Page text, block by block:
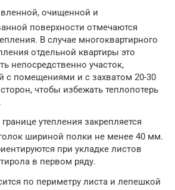
очищенной и
поверхности отмечаются
В случае многоквартирного
отдельной квартиры это
непосредственно участок,
с помещениями и с захватом 20-30
чтобы избежать теплопотерь
утепления закрепляется
шириной полки не менее 40 мм.
при укладке листов
в первом ряду.
по периметру листа и лепешкой